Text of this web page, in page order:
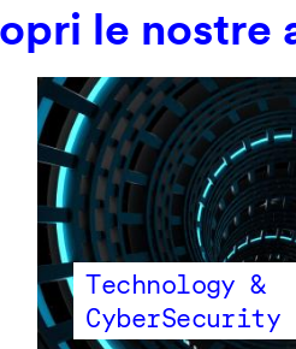
le nostre
Technology &
CyberSecurity